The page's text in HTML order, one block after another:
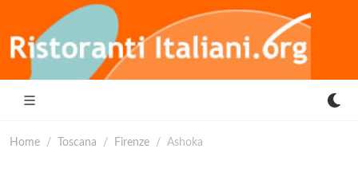
Home Toscana Firenze Ashoka